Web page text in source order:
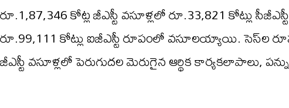
రూ.1,87,346 కోట్ల జీఎస్టీ వసూళ్లలో రూ.33,821 కోట్లు
రూ.99,111 కోట్లు ఐజీఎస్టీ రూపంలో వసూలయ్యాయి. సెస్‌ల
జీఎస్టీ వసూళ్లలో పెరుగుదల మెరుగైన ఆర్థిక కార్యకలాపాలు,